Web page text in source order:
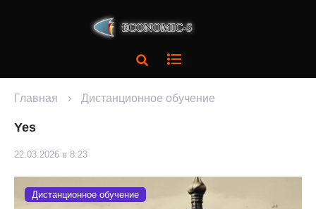
Главная › Дистанционное обучение
Yes
22.03.2026 в 8:23
Дистанционное обучение